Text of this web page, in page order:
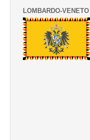
LOMBARDO-VENETO